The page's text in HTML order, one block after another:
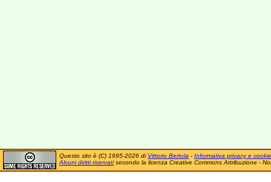
Questo sito è (C) 1995-2026 di Vittorio Bertola - Informativa privacy e cookie
Alcuni diritti riservatisecondo la licenza Creative Commons Attribuzione -